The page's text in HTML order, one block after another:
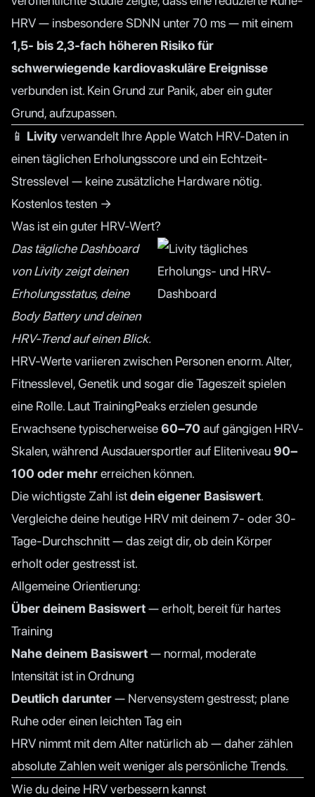
HRV — insbesondere SDNN unter 70 ms — mit einem
1,5- bis 2,3-fach höheren Risiko für
schwerwiegende kardiovaskuläre Ereignisse
verbunden ist. Kein Grund zur Panik, aber ein guter
Grund, aufzupassen.
📱 Livityverwandelt Ihre Apple Watch HRV-Daten in
einen täglichen Erholungsscore und ein Echtzeit-
Stresslevel — keine zusätzliche Hardware nötig.
Kostenlos testen →
Was ist ein guter HRV-Wert?
Das tägliche Dashboard
von Livity zeigt deinen
Erholungsstatus, deine
Body Battery und deinen
HRV-Trend auf einen Blick.
HRV-Werte variieren zwischen Personen enorm. Alter,
Fitnesslevel, Genetik und sogar die Tageszeit spielen
eine Rolle. Laut TrainingPeaks erzielen gesunde
Erwachsene typischerweise60–70 auf gängigen HRV-
Skalen, während Ausdauersportler auf Eliteniveau90–
100 oder mehrerreichen können.
Die wichtigste Zahl istdein eigener Basiswert.
Vergleiche deine heutige HRV mit deinem 7- oder 30-
Tage-Durchschnitt — das zeigt dir, ob dein Körper
erholt oder gestresst ist.
Allgemeine Orientierung:
Über deinem Basiswert— erholt, bereit für hartes
Training
Nahe deinem Basiswert— normal, moderate
Intensität ist in Ordnung
Deutlich darunter— Nervensystem gestresst; plane
Ruhe oder einen leichten Tag ein
HRV nimmt mit dem Alter natürlich ab — daher zählen
absolute Zahlen weit weniger als persönliche Trends.
Wie du deine HRV verbessern kannst